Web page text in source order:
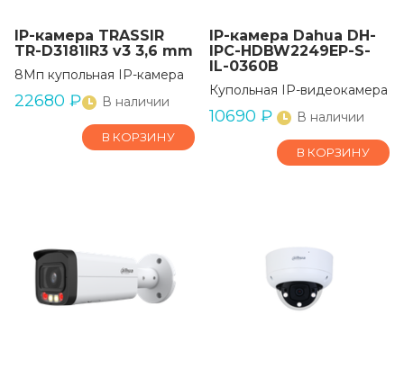
IP-камера TRASSIR
TR-D3181IR3 v3 3,6 mm
8Мп купольная IP-камера
22680 ₽ В наличии
В КОРЗИНУ
IP-камера Dahua DH-
IPC-HDBW2249EP-S-
IL-0360B
Купольная IP-видеокамера
10690 ₽ В наличии
В КОРЗИНУ